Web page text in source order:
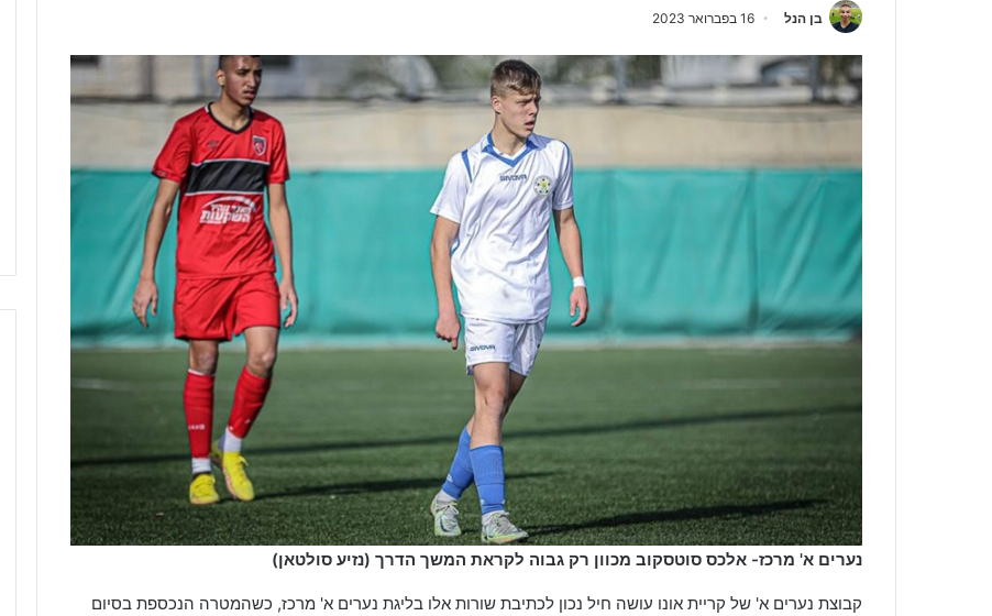
בן הנל 16 בפברואר 2023
נערים א' מרכז- אלכס סוטסקוב מכוון רק גבוה לקראת המשך הדרך (נזיע סולטאן)
קבוצת נערים א' של קריית אונו עושה חיל נכון לכתיבת שורות אלו בליגת נערים א' מרכז, כשהמטרה הנכספת בסיום